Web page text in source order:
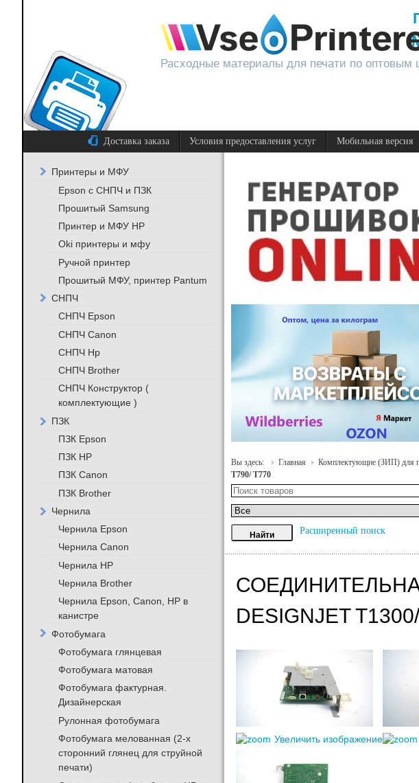
Расходные материалы для печати по оптовым
Доставка заказа Условия предоставления услуг Мобильная версия
Вы здесь: Главная Комплектующие (ЗИП) для
T790/ T770
Расширенный поиск
DESIGNJET
Увеличить изображение
Принтеры и МФУ
Epson с СНПЧ и ПЗК
Прошитый Samsung
Принтер и МФУ HP
Oki принтеры и мфу
Ручной принтер
Прошитый МФУ, принтер Pantum
СНПЧ
СНПЧ Epson
СНПЧ Canon
СНПЧ Hp
СНПЧ Brother
СНПЧ Конструктор (
комплектующие )
ПЗК
ПЗК Epson
ПЗК HP
ПЗК Canon
ПЗК Brother
Чернила
Чернила Epson
Чернила Canon
Чернила HP
Чернила Brother
Чернила Epson, Canon, HP в
канистре
Фотобумага
Фотобумага глянцевая
Фотобумага матовая
Фотобумага фактурная.
Дизайнерская
Рулонная фотобумага
Фотобумага мелованная (2-х
сторонний глянец для струйной
печати)